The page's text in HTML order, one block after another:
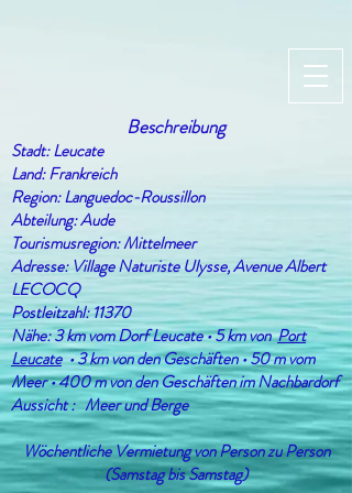
Beschreibung
Stadt: Leucate
Land: Frankreich
Region: Languedoc-Roussillon
Abteilung: Aude
Tourismusregion: Mittelmeer
Adresse: Village Naturiste Ulysse, Avenue Albert
LECOCQ
Postleitzahl: 11370
Nähe: 3 km vom Dorf Leucate • 5 km von Port
Leucate • 3 km von den Geschäften • 50 m vom
Meer • 400 m von den Geschäften im Nachbardorf
Aussicht : Meer und Berge
Wöchentliche Vermietung von Person zu Person
(Samstag bis Samstag)